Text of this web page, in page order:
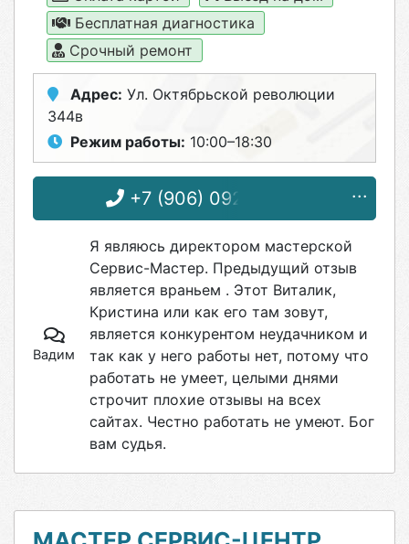
Бесплатная диагностика
Срочный ремонт
Адрес: Ул. Октябрьской революции
344в
Режим работы: 10:00–18:30
+7 (906) 092-62-52
Вадим
Я являюсь директором мастерской
Сервис-Мастер. Предыдущий отзыв
является враньем . Этот Виталик,
Кристина или как его там зовут,
является конкурентом неудачником и
так как у него работы нет, потому что
работать не умеет, целыми днями
строчит плохие отзывы на всех
сайтах. Честно работать не умеют. Бог
вам судья.